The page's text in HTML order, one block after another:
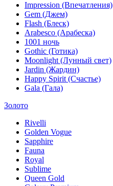
Impression (Впечатления)
Gem (Джем)
Flash (Блеск)
Arabesco (Арабеска)
1001 ночь
Gothic (Готика)
Moonlight (Лунный свет)
Jardin (Жардин)
Happy Spirit (Счастье)
Gala (Гала)
Золото
Rivelli
Golden Vogue
Sapphire
Fauna
Royal
Sublime
Queen Gold